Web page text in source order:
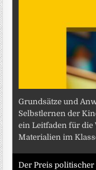
Grundsätze und
Selbstlernen der
ein Leitfaden für die
Materialien im
Der Preis politischer